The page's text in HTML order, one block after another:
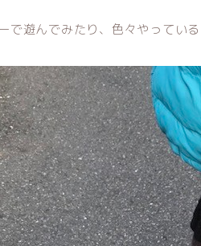
で遊んでみたり、色々やっている